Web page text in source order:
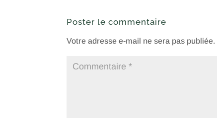
Poster le commentaire
Votre adresse e-mail ne sera pas publiée.